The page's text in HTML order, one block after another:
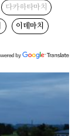
다카하타마치
이데마치